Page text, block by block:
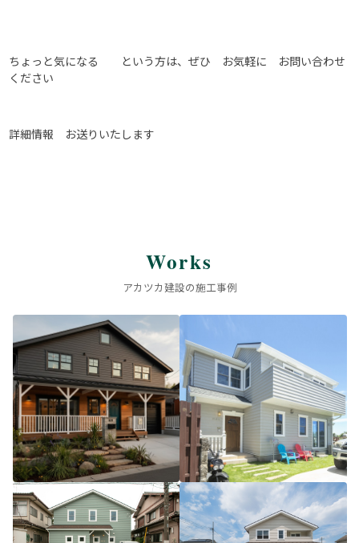
ちょっと気になる という方は、ぜひ お気軽に お問い合わせ
ください
詳細情報 お送りいたします
Works
アカツカ建設の施工事例